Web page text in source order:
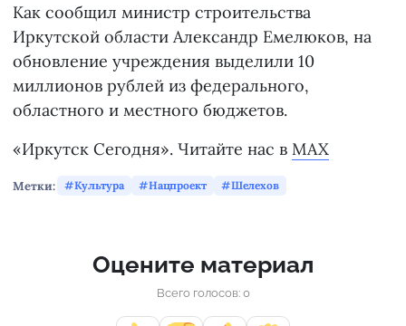
Как сообщил министр строительства
Иркутской области Александр Емелюков, на
обновление учреждения выделили 10
миллионов рублей из федерального,
областного и местного бюджетов.
«Иркутск Сегодня». Читайте нас в MAX
Метки: Культура Нацпроект Шелехов
Оцените материал
Всего голосов: 0